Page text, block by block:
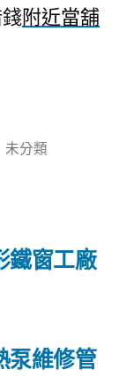
附近當舖
分
未分類
泵維修管
鐵窗工廠